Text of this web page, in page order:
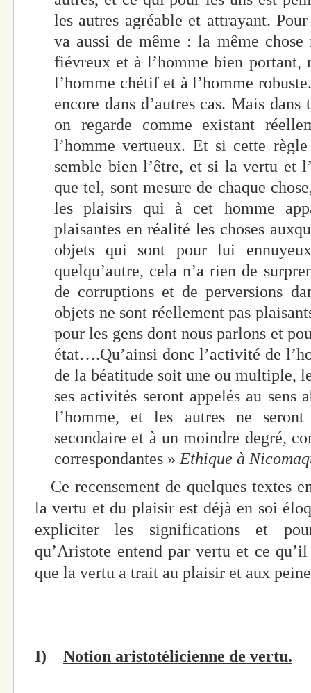
les autres agréable et attrayant.
va aussi de même : la même chose
fiévreux et à l’homme bien portant,
l’homme chétif et à l’homme
encore dans d’autres cas. Mais
on regarde comme existant
l’homme vertueux. Et si cette
semble bien l’être, et si la vertu et
que tel, sont mesure de chaque
les plaisirs qui à cet homme
plaisantes en réalité les choses
objets qui sont pour lui
quelqu’autre, cela n’a rien de
de corruptions et de perversions
objets ne sont réellement pas
pour les gens dont nous parlons et
état….Qu’ainsi donc l’activité de
de la béatitude soit une ou multiple,
ses activités seront appelés au sens
l’homme, et les autres ne
secondaire et à un moindre degré,
correspondantes »Ethique à
Ce recensement de quelques textes
la vertu et du plaisir est déjà en soi
expliciter les significations et
qu’Aristote entend par vertu et ce
que la vertu a trait au plaisir et aux
I) Notion aristotélicienne de vertu.